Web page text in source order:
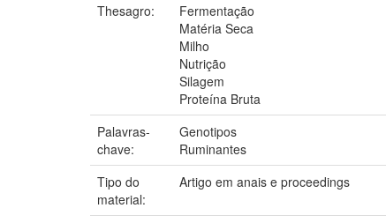
Thesagro:
Fermentação
Matéria Seca
Milho
Nutrição
Silagem
Proteína Bruta
Palavras-
chave:
Genotipos
Ruminantes
Tipo do
material:
Artigo em anais e proceedings